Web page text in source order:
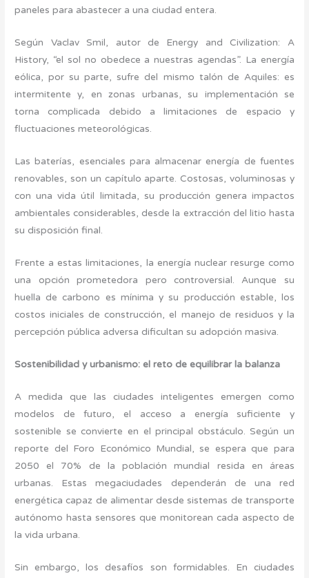
paneles para abastecer a una ciudad entera.
Según Vaclav Smil, autor de Energy and Civilization: A
History, “el sol no obedece a nuestras agendas”. La energía
eólica, por su parte, sufre del mismo talón de Aquiles: es
intermitente y, en zonas urbanas, su implementación se
torna complicada debido a limitaciones de espacio y
fluctuaciones meteorológicas.
Las baterías, esenciales para almacenar energía de fuentes
renovables, son un capítulo aparte. Costosas, voluminosas y
con una vida útil limitada, su producción genera impactos
ambientales considerables, desde la extracción del litio hasta
su disposición final.
Frente a estas limitaciones, la energía nuclear resurge como
una opción prometedora pero controversial. Aunque su
huella de carbono es mínima y su producción estable, los
costos iniciales de construcción, el manejo de residuos y la
percepción pública adversa dificultan su adopción masiva.
Sostenibilidad y urbanismo: el reto de equilibrar la balanza
A medida que las ciudades inteligentes emergen como
modelos de futuro, el acceso a energía suficiente y
sostenible se convierte en el principal obstáculo. Según un
reporte del Foro Económico Mundial, se espera que para
2050 el 70% de la población mundial resida en áreas
urbanas. Estas megaciudades dependerán de una red
energética capaz de alimentar desde sistemas de transporte
autónomo hasta sensores que monitorean cada aspecto de
la vida urbana.
Sin embargo, los desafíos son formidables. En ciudades